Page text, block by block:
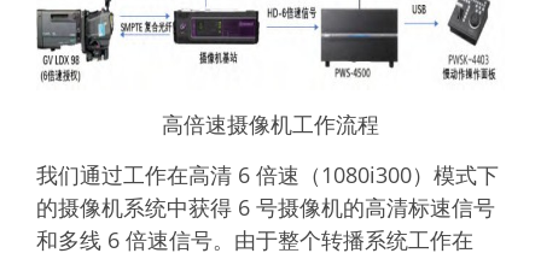
高倍速摄像机工作流程
我们通过工作在高清 6 倍速（1080i300）模式下
的摄像机系统中获得 6 号摄像机的高清标速信号
和多线 6 倍速信号。由于整个转播系统工作在